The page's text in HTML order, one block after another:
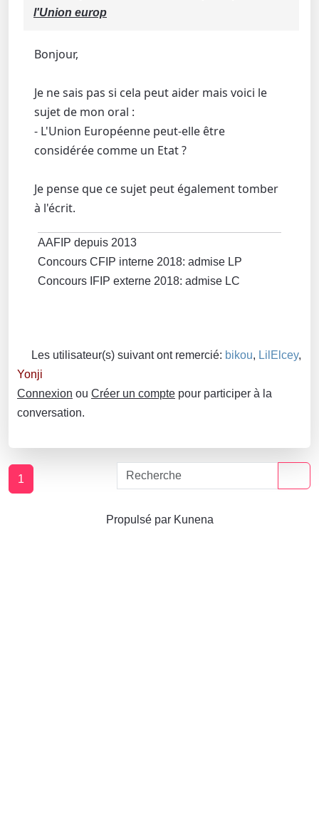
l'Union europ
Bonjour,
Je ne sais pas si cela peut aider mais voici le
sujet de mon oral :
- L'Union Européenne peut-elle être
considérée comme un Etat ?
Je pense que ce sujet peut également tomber
à l'écrit.
AAFIP depuis 2013
Concours CFIP interne 2018: admise LP
Concours IFIP externe 2018: admise LC
Les utilisateur(s) suivant ont remercié: bikou, LilElcey,
Yonji
Connexion ou Créer un compte pour participer à la
conversation.
1
Propulsé par Kunena